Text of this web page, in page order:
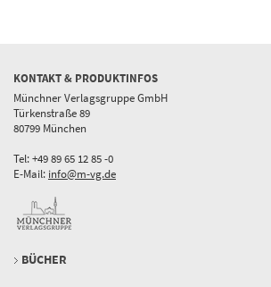
KONTAKT & PRODUKTINFOS
Münchner Verlagsgruppe GmbH
Türkenstraße 89
80799 München
Tel: +49 89 65 12 85 -0
E-Mail: info@m-vg.de
BÜCHER